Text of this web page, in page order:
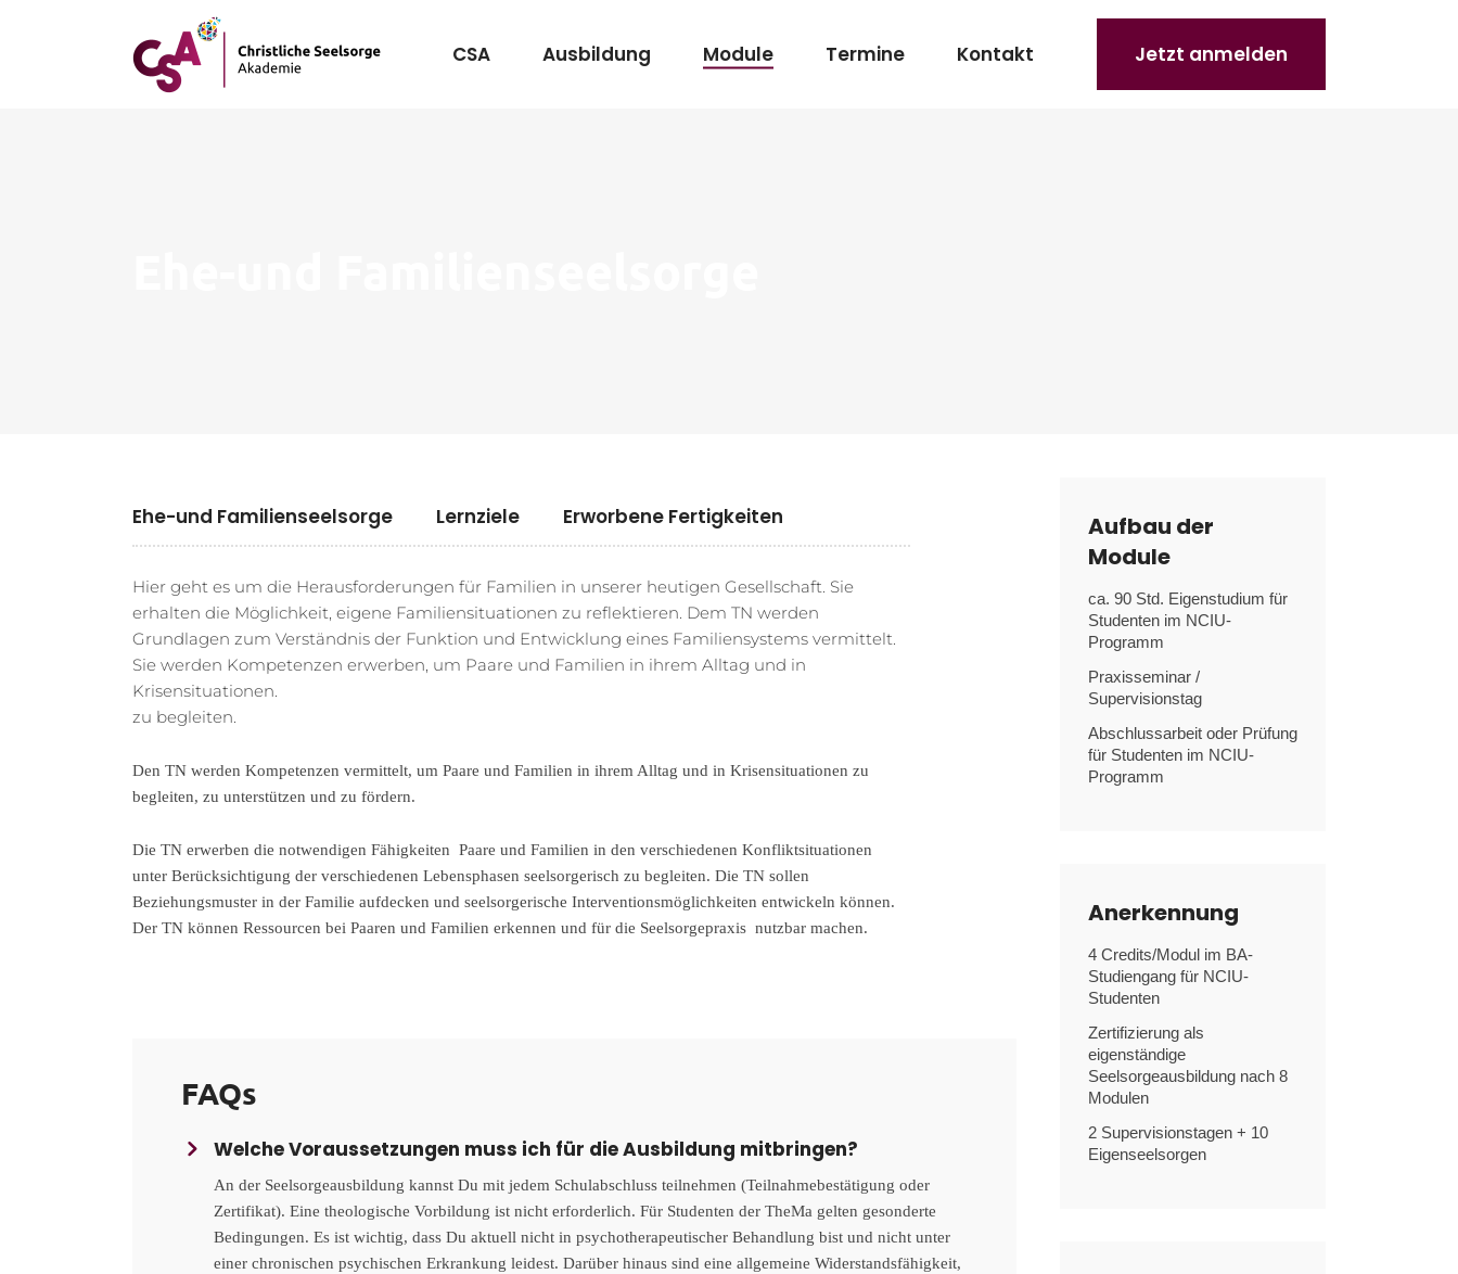
CSA Ausbildung Module Termine Kontakt Jetzt anmelden
Ehe-und Familienseelsorge Lernziele Erworbene Fertigkeiten
Hier geht es um die Herausforderungen für Familien in unserer heutigen Gesellschaft. Sie
erhalten die Möglichkeit, eigene Familiensituationen zu reflektieren. Dem TN werden
Grundlagen zum Verständnis der Funktion und Entwicklung eines Familiensystems vermittelt.
Sie werden Kompetenzen erwerben, um Paare und Familien in ihrem Alltag und in
Krisensituationen.
zu begleiten.
Den TN werden Kompetenzen vermittelt, um Paare und Familien in ihrem Alltag und in Krisensituationen zu
begleiten, zu unterstützen und zu fördern.
Die TN erwerben die notwendigen Fähigkeiten Paare und Familien in den verschiedenen Konfliktsituationen
unter Berücksichtigung der verschiedenen Lebensphasen seelsorgerisch zu begleiten. Die TN sollen
Beziehungsmuster in der Familie aufdecken und seelsorgerische Interventionsmöglichkeiten entwickeln können.
Der TN können Ressourcen bei Paaren und Familien erkennen und für die Seelsorgepraxis nutzbar machen.
FAQs
Welche Voraussetzungen muss ich für die Ausbildung mitbringen?
An der Seelsorgeausbildung kannst Du mit jedem Schulabschluss teilnehmen (Teilnahmebestätigung oder
Zertifikat). Eine theologische Vorbildung ist nicht erforderlich. Für Studenten der TheMa gelten gesonderte
Bedingungen. Es ist wichtig, dass Du aktuell nicht in psychotherapeutischer Behandlung bist und nicht unter
einer chronischen psychischen Erkrankung leidest. Darüber hinaus sind eine allgemeine Widerstandsfähigkeit,
Aufbau der
Module
ca. 90 Std. Eigenstudium für
Studenten im NCIU-
Programm
Praxisseminar /
Supervisionstag
Abschlussarbeit oder Prüfung
für Studenten im NCIU-
Programm
Anerkennung
4 Credits/Modul im BA-
Studiengang für NCIU-
Studenten
Zertifizierung als
eigenständige
Seelsorgeausbildung nach 8
Modulen
2 Supervisionstagen + 10
Eigenseelsorgen